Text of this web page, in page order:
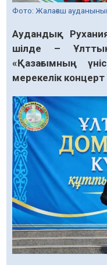
Фото: Жалағаш
Аудандық
шілде –
«Қазағымның
мерекелік